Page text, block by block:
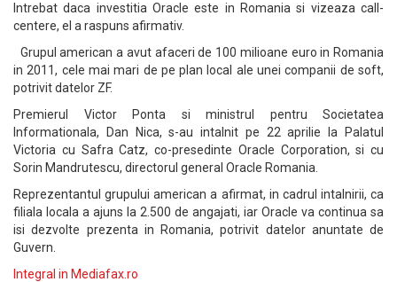
Intrebat daca investitia Oracle este in Romania si vizeaza call-
centere, el a raspuns afirmativ.
Grupul american a avut afaceri de 100 milioane euro in Romania
in 2011, cele mai mari de pe plan local ale unei companii de soft,
potrivit datelor ZF.
Premierul Victor Ponta si ministrul pentru Societatea
Informationala, Dan Nica, s-au intalnit pe 22 aprilie la Palatul
Victoria cu Safra Catz, co-presedinte Oracle Corporation, si cu
Sorin Mandrutescu, directorul general Oracle Romania.
Reprezentantul grupului american a afirmat, in cadrul intalnirii, ca
filiala locala a ajuns la 2.500 de angajati, iar Oracle va continua sa
isi dezvolte prezenta in Romania, potrivit datelor anuntate de
Guvern.
Integral in Mediafax.ro